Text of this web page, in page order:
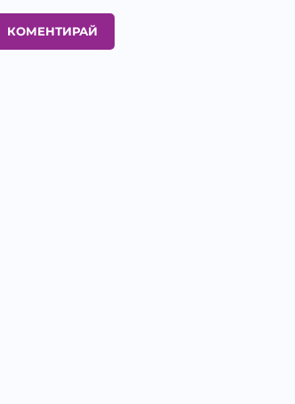
КОМЕНТИРАЙ